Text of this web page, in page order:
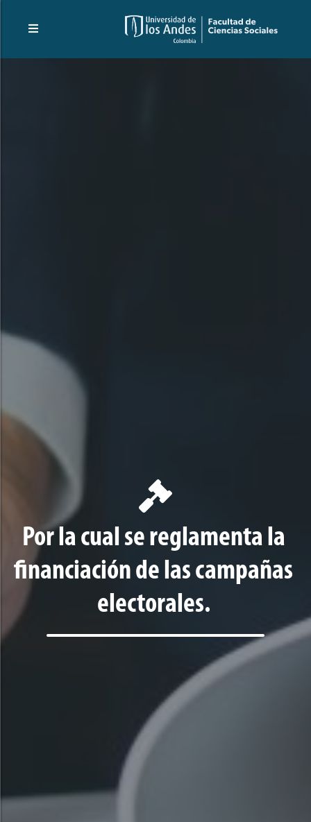
Por la cual se reglamenta la
financiación de las campañas
electorales.